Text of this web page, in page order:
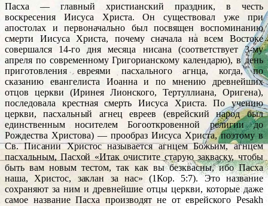
Пасха — главный христианский праздник, в честь
воскресения Иисуса Христа. Он существовал уже при
апостолах и первоначально был посвящен воспоминанию
смерти Иисуса Христа, почему сначала на всем Востоке
совершался 14-го дня месяца нисана (соответствует 3-му
апреля по современному Григорианскому календарю), в день
приготовления евреями пасхального агнца, когда, по
сказанию евангелиста Иоанна и по мнению древнейших
отцов церкви (Иринея Лионского, Тертуллиана, Оригена),
последовала крестная смерть Иисуса Христа. По учению
церкви, пасхальный агнец евреев (еврейский народ был
единственным носителем Богооткровенной религии до
Рождества Христова) — прообраз Иисуса Христа, поэтому в
Св. Писании Христос называется агнцем Божьим, агнцем
пасхальным, Пасхой «Итак очистите старую закваску, чтобы
быть вам новым тестом, так как вы безквасны, ибо Пасха
наша, Христос, заклан за нас» (1Кор. 5:7). Это название
сохраняют за ним и древнейшие отцы церкви, которые даже
самое название Пасха производят не от еврейского Pesakh